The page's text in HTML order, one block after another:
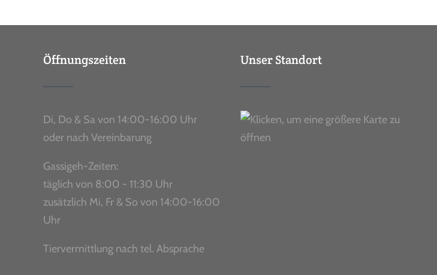
Öffnungszeiten
Di, Do & Sa von 14:00-16:00 Uhr
oder nach Vereinbarung
Gassigeh-Zeiten:
täglich von 8:00 - 11:30 Uhr
zusätzlich Mi, Fr & So von 14:00-16:00
Uhr
Tiervermittlung nach tel. Absprache
Unser Standort